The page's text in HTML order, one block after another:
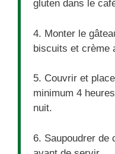
gluten dans le
4. Monter le
biscuits et crème
5. Couvrir et
minimum 4
nuit.
6. Saupoudrer de